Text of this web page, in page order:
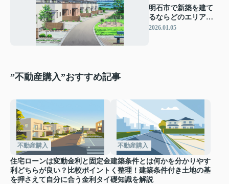
明石市で新築を建て
るならどのエリアが
良い？おすすめポイ
2026.01.05
”不動産購入”おすすめ記事
不動産購入
住宅ローンは変動金利と固定金
利どちらが良い？比較ポイント
を押さえて自分に合う金利タイ
不動産購入
建築条件とは何かを分かりやす
く整理！建築条件付き土地の基
礎知識を解説